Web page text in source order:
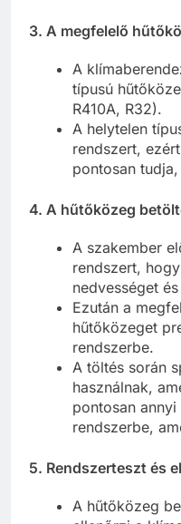
3. A megfelelő
A
típusú
R410A, R32).
A helytelen
rendszert,
pontosan
4. A hűtőközeg
A szakember
rendszert,
nedvességet
Ezután a
hűtőközeget
rendszerbe.
A töltés során
használnak,
pontosan
rendszerbe,
5. Rendszerteszt és
A hűtőközeg